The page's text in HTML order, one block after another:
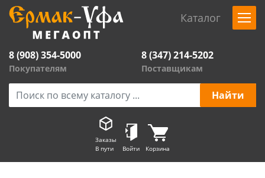
Каталог
8 (908) 354-5000
Покупателям
8 (347) 214-5202
Поставщикам
Заказы
В пути
Войти Корзина